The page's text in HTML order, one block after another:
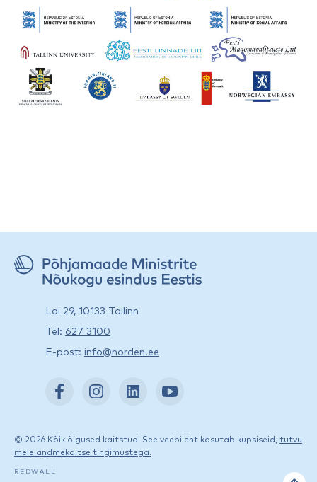
Lai 29, 10133 Tallinn
Tel: 627 3100
E-post: info@norden.ee
© 2026 Kõik õigused kaitstud. See veebileht kasutab küpsiseid, tutvu
meie andmekaitse tingimustega.
REDWALL